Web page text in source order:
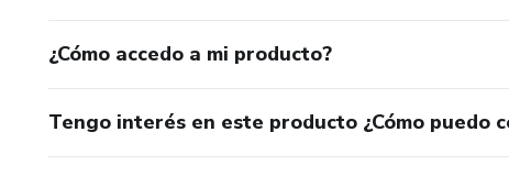
¿Cómo accedo a mi producto?
Tengo interés en este producto ¿Cómo puedo